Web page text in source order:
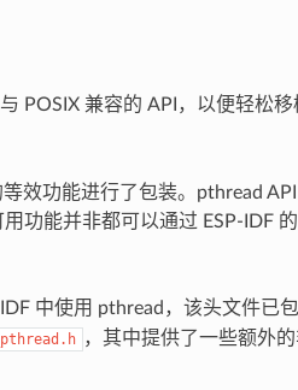
POSIX 兼容的 API，以便轻松
效功能进行了包装。pthread
功能并非都可以通过 ESP-IDF
中使用 pthread，该头文件已
，其中提供了一些额外